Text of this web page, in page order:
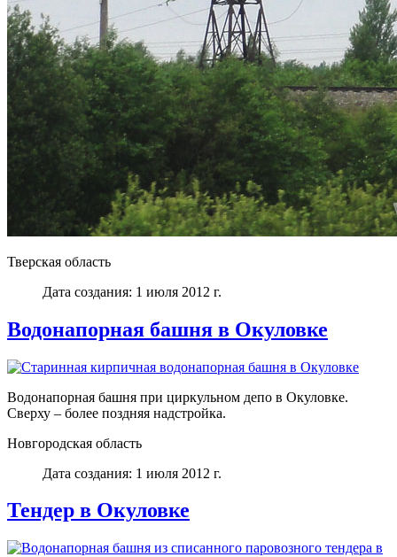
Тверская область
Дата создания: 1 июля 2012 г.
Водонапорная башня в Окуловке
Водонапорная башня при циркульном депо в Окуловке.
Сверху – более поздняя надстройка.
Новгородская область
Дата создания: 1 июля 2012 г.
Тендер в Окуловке